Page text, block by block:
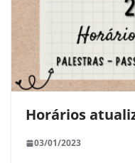
Horários
03/01/2023